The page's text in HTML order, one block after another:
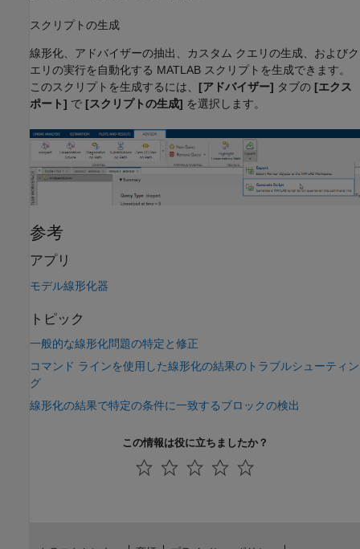
スクリプトの生成
線形化、アドバイザーの抽出、カスタム クエリの生成、およびク
エリの実行を自動化する MATLAB スクリプトを生成できます。
このスクリプトを生成するには、 [アドバイザー] タブの [エクス
ポート] で [スクリプトの生成] を選択します。
参考
アプリ
モデル線形化器
トピック
一般的な線形化問題の特定と修正
コマンド ラインを使用した線形化の結果のトラブルシューティン
グ
線形化の結果で特定の条件に一致するブロックの検出
この情報は役に立ちましたか？